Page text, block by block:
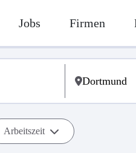
Jobs Firmen
Arbeitszeit